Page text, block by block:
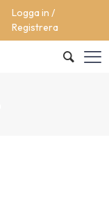
Logga in /
Registrera